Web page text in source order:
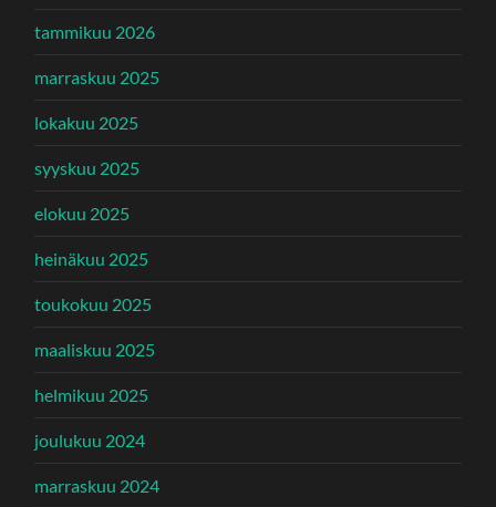
tammikuu 2026
marraskuu 2025
lokakuu 2025
syyskuu 2025
elokuu 2025
heinäkuu 2025
toukokuu 2025
maaliskuu 2025
helmikuu 2025
joulukuu 2024
marraskuu 2024